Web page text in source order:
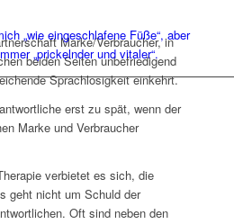
„wie eingeschlafene Füße“, aber
„prickelnder und vitaler“.
Marke/Verbraucher, in
beiden Seiten unbefriedigend
Sprachlosigkeit einkehrt.
erst zu spät, wenn der
Marke und Verbraucher
verbietet es sich, die
geht nicht um Schuld der
Oft sind neben den